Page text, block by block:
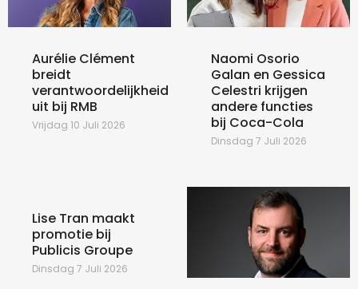
Aurélie Clément
breidt
verantwoordelijkheid
uit bij RMB
Vrijdag 10 Juli 2026
Naomi Osorio
Galan en Gessica
Celestri krijgen
andere functies
bij Coca-Cola
Dinsdag 7 Juli 2026
Lise Tran maakt
promotie bij
Publicis Groupe
Dinsdag 7 Juli 2026